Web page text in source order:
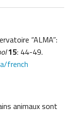
“ALMA”:
15: 44-49.
french
animaux sont